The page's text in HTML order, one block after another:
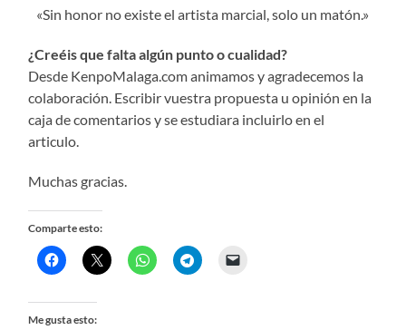
«Sin honor no existe el artista marcial, solo un matón.»
¿Creéis que falta algún punto o cualidad?
Desde KenpoMalaga.com animamos y agradecemos la
colaboración. Escribir vuestra propuesta u opinión en la
caja de comentarios y se estudiara incluirlo en el
articulo.
Muchas gracias.
Comparte esto:
Me gusta esto: